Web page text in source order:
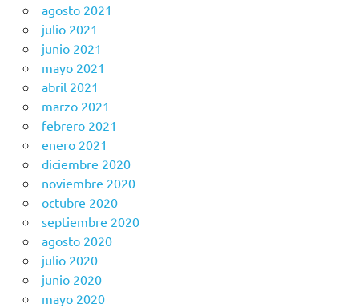
agosto 2021
julio 2021
junio 2021
mayo 2021
abril 2021
marzo 2021
febrero 2021
enero 2021
diciembre 2020
noviembre 2020
octubre 2020
septiembre 2020
agosto 2020
julio 2020
junio 2020
mayo 2020